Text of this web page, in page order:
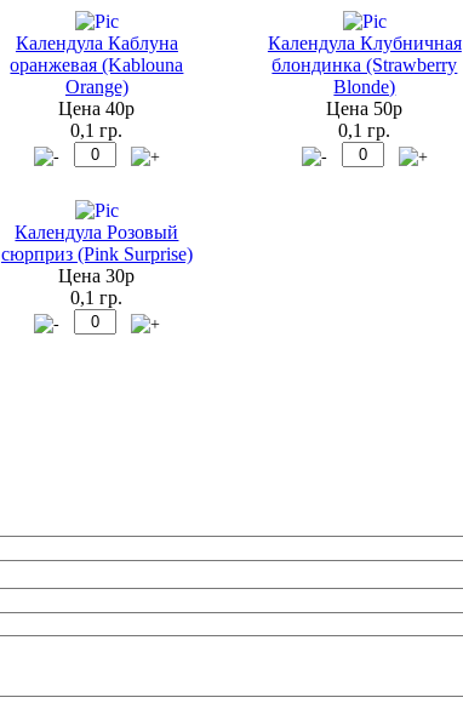
Календула Каблуна
оранжевая (Kablouna
Orange)
Цена 40р
0,1 гр.
Календула Клубничная
блондинка (Strawberry
Blonde)
Цена 50р
0,1 гр.
Календула Розовый
сюрприз (Pink Surprise)
Цена 30р
0,1 гр.